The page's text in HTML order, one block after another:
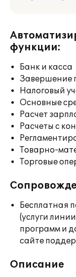
функции:
Банк и касса
Завершение
Налоговый
Основные
Расчет
Расчеты с
Товарно-
Торговые
Бесплатная
(услуги
программ и
сайте
Описание